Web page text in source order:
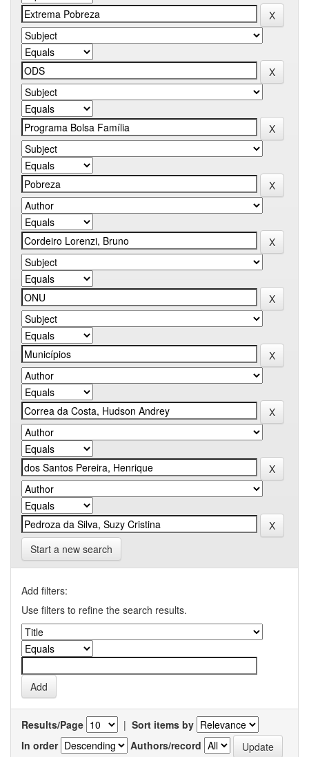
Start a new search
Add filters:
Use filters to refine the search results.
Results/Page | Sort items by
In order
Authors/record